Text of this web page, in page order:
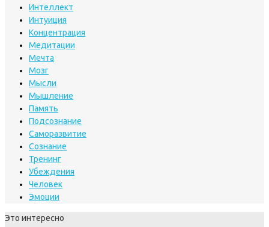
Интеллект
Интуиция
Концентрация
Медитации
Мечта
Мозг
Мысли
Мышление
Память
Подсознание
Саморазвитие
Сознание
Тренинг
Убеждения
Человек
Эмоции
Это интересно